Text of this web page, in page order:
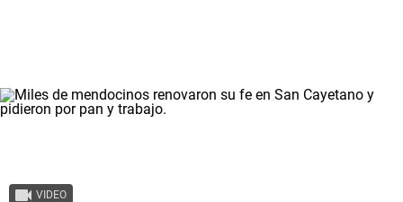
VIDEO